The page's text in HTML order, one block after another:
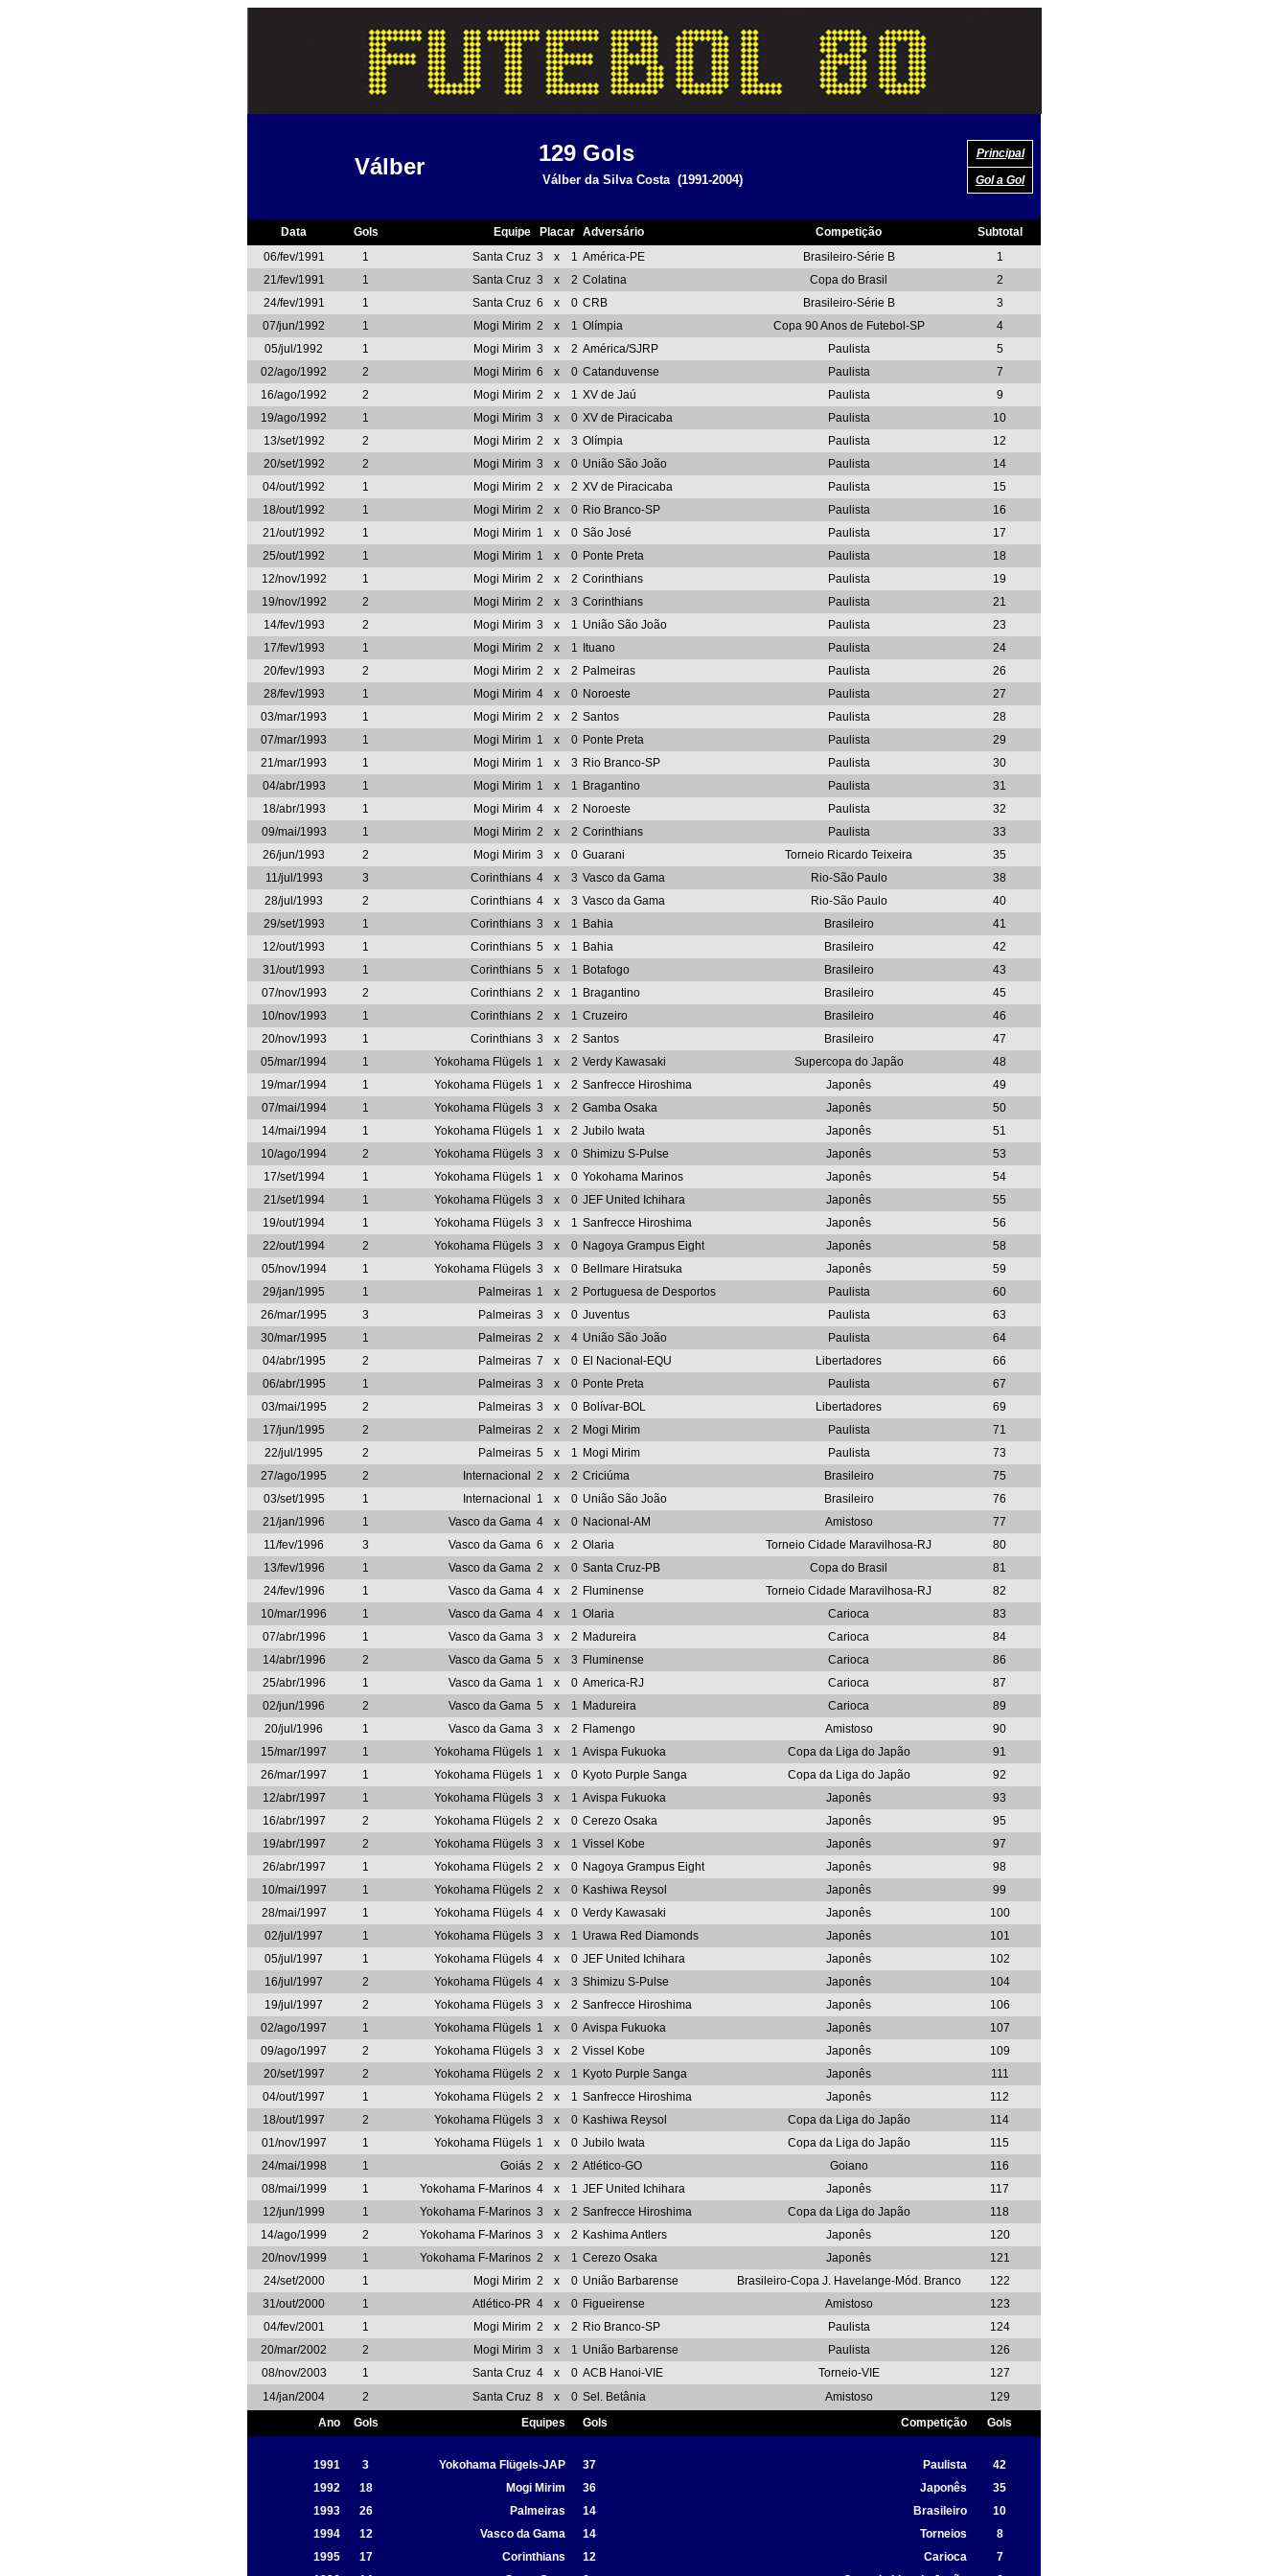
Válber
129 Gols Principal
Válber da Silva Costa (1991-2004) Gol a Gol
Data Gols Equipe Placar Adversário Competição
Subtotal
06/fev/1991
1 Santa Cruz 3 x 1 América-PE Brasileiro-Série B
1
21/fev/1991
1 Santa Cruz 3 x 2 Colatina Copa do Brasil
2
24/fev/1991
1 Santa Cruz 6 x 0 CRB Brasileiro-Série B
3
07/jun/1992
1 Mogi Mirim 2 x 1 Olímpia Copa 90 Anos de Futebol-SP
4
05/jul/1992
1 Mogi Mirim 3 x 2 América/SJRP Paulista
5
02/ago/1992
2 Mogi Mirim 6 x 0 Catanduvense Paulista
7
16/ago/1992
2 Mogi Mirim 2 x 1 XV de Jaú Paulista
9
19/ago/1992
1 Mogi Mirim 3 x 0 XV de Piracicaba Paulista
10
13/set/1992
2 Mogi Mirim 2 x 3 Olímpia Paulista
12
20/set/1992
2 Mogi Mirim 3 x 0 União São João Paulista
14
04/out/1992
1 Mogi Mirim 2 x 2 XV de Piracicaba Paulista
15
18/out/1992
1 Mogi Mirim 2 x 0 Rio Branco-SP Paulista
16
21/out/1992
1 Mogi Mirim 1 x 0 São José Paulista
17
25/out/1992
1 Mogi Mirim 1 x 0 Ponte Preta Paulista
18
12/nov/1992
1 Mogi Mirim 2 x 2 Corinthians Paulista
19
19/nov/1992
2 Mogi Mirim 2 x 3 Corinthians Paulista
21
14/fev/1993
2 Mogi Mirim 3 x 1 União São João Paulista
23
17/fev/1993
1 Mogi Mirim 2 x 1 Ituano Paulista
24
20/fev/1993
2 Mogi Mirim 2 x 2 Palmeiras Paulista
26
28/fev/1993
1 Mogi Mirim 4 x 0 Noroeste Paulista
27
03/mar/1993
1 Mogi Mirim 2 x 2 Santos Paulista
28
07/mar/1993
1 Mogi Mirim 1 x 0 Ponte Preta Paulista
29
21/mar/1993
1 Mogi Mirim 1 x 3 Rio Branco-SP Paulista
30
04/abr/1993
1 Mogi Mirim 1 x 1 Bragantino Paulista
31
18/abr/1993
1 Mogi Mirim 4 x 2 Noroeste Paulista
32
09/mai/1993
1 Mogi Mirim 2 x 2 Corinthians Paulista
33
26/jun/1993
2 Mogi Mirim 3 x 0 Guarani Torneio Ricardo Teixeira
35
11/jul/1993
3 Corinthians 4 x 3 Vasco da Gama Rio-São Paulo
38
28/jul/1993
2 Corinthians 4 x 3 Vasco da Gama Rio-São Paulo
40
29/set/1993
1 Corinthians 3 x 1 Bahia Brasileiro
41
12/out/1993
1 Corinthians 5 x 1 Bahia Brasileiro
42
31/out/1993
1 Corinthians 5 x 1 Botafogo Brasileiro
43
07/nov/1993
2 Corinthians 2 x 1 Bragantino Brasileiro
45
10/nov/1993
1 Corinthians 2 x 1 Cruzeiro Brasileiro
46
20/nov/1993
1 Corinthians 3 x 2 Santos Brasileiro
47
05/mar/1994
1 Yokohama Flügels 1 x 2 Verdy Kawasaki Supercopa do Japão
48
19/mar/1994
1 Yokohama Flügels 1 x 2 Sanfrecce Hiroshima Japonês
49
07/mai/1994
1 Yokohama Flügels 3 x 2 Gamba Osaka Japonês
50
14/mai/1994
1 Yokohama Flügels 1 x 2 Jubilo Iwata Japonês
51
10/ago/1994
2 Yokohama Flügels 3 x 0 Shimizu S-Pulse Japonês
53
17/set/1994
1 Yokohama Flügels 1 x 0 Yokohama Marinos Japonês
54
21/set/1994
1 Yokohama Flügels 3 x 0 JEF United Ichihara Japonês
55
19/out/1994
1 Yokohama Flügels 3 x 1 Sanfrecce Hiroshima Japonês
56
22/out/1994
2 Yokohama Flügels 3 x 0 Nagoya Grampus Eight Japonês
58
05/nov/1994
1 Yokohama Flügels 3 x 0 Bellmare Hiratsuka Japonês
59
29/jan/1995
1 Palmeiras 1 x 2 Portuguesa de Desportos Paulista
60
26/mar/1995
3 Palmeiras 3 x 0 Juventus Paulista
63
30/mar/1995
1 Palmeiras 2 x 4 União São João Paulista
64
04/abr/1995
2 Palmeiras 7 x 0 El Nacional-EQU Libertadores
66
06/abr/1995
1 Palmeiras 3 x 0 Ponte Preta Paulista
67
03/mai/1995
2 Palmeiras 3 x 0 Bolívar-BOL Libertadores
69
17/jun/1995
2 Palmeiras 2 x 2 Mogi Mirim Paulista
71
22/jul/1995
2 Palmeiras 5 x 1 Mogi Mirim Paulista
73
27/ago/1995
2 Internacional 2 x 2 Criciúma Brasileiro
75
03/set/1995
1 Internacional 1 x 0 União São João Brasileiro
76
21/jan/1996
1 Vasco da Gama 4 x 0 Nacional-AM Amistoso
77
11/fev/1996
3 Vasco da Gama 6 x 2 Olaria Torneio Cidade Maravilhosa-RJ
80
13/fev/1996
1 Vasco da Gama 2 x 0 Santa Cruz-PB Copa do Brasil
81
24/fev/1996
1 Vasco da Gama 4 x 2 Fluminense Torneio Cidade Maravilhosa-RJ
82
10/mar/1996
1 Vasco da Gama 4 x 1 Olaria Carioca
83
07/abr/1996
1 Vasco da Gama 3 x 2 Madureira Carioca
84
14/abr/1996
2 Vasco da Gama 5 x 3 Fluminense Carioca
86
25/abr/1996
1 Vasco da Gama 1 x 0 America-RJ Carioca
87
02/jun/1996
2 Vasco da Gama 5 x 1 Madureira Carioca
89
20/jul/1996
1 Vasco da Gama 3 x 2 Flamengo Amistoso
90
15/mar/1997
1 Yokohama Flügels 1 x 1 Avispa Fukuoka Copa da Liga do Japão
91
26/mar/1997
1 Yokohama Flügels 1 x 0 Kyoto Purple Sanga Copa da Liga do Japão
92
12/abr/1997
1 Yokohama Flügels 3 x 1 Avispa Fukuoka Japonês
93
16/abr/1997
2 Yokohama Flügels 2 x 0 Cerezo Osaka Japonês
95
19/abr/1997
2 Yokohama Flügels 3 x 1 Vissel Kobe Japonês
97
26/abr/1997
1 Yokohama Flügels 2 x 0 Nagoya Grampus Eight Japonês
98
10/mai/1997
1 Yokohama Flügels 2 x 0 Kashiwa Reysol Japonês
99
28/mai/1997
1 Yokohama Flügels 4 x 0 Verdy Kawasaki Japonês
100
02/jul/1997
1 Yokohama Flügels 3 x 1 Urawa Red Diamonds Japonês
101
05/jul/1997
1 Yokohama Flügels 4 x 0 JEF United Ichihara Japonês
102
16/jul/1997
2 Yokohama Flügels 4 x 3 Shimizu S-Pulse Japonês
104
19/jul/1997
2 Yokohama Flügels 3 x 2 Sanfrecce Hiroshima Japonês
106
02/ago/1997
1 Yokohama Flügels 1 x 0 Avispa Fukuoka Japonês
107
09/ago/1997
2 Yokohama Flügels 3 x 2 Vissel Kobe Japonês
109
20/set/1997
2 Yokohama Flügels 2 x 1 Kyoto Purple Sanga Japonês
111
04/out/1997
1 Yokohama Flügels 2 x 1 Sanfrecce Hiroshima Japonês
112
18/out/1997
2 Yokohama Flügels 3 x 0 Kashiwa Reysol Copa da Liga do Japão
114
01/nov/1997
1 Yokohama Flügels 1 x 0 Jubilo Iwata Copa da Liga do Japão
115
24/mai/1998
1 Goiás 2 x 2 Atlético-GO Goiano
116
08/mai/1999
1 Yokohama F-Marinos 4 x 1 JEF United Ichihara Japonês
117
12/jun/1999
1 Yokohama F-Marinos 3 x 2 Sanfrecce Hiroshima Copa da Liga do Japão
118
14/ago/1999
2 Yokohama F-Marinos 3 x 2 Kashima Antlers Japonês
120
20/nov/1999
1 Yokohama F-Marinos 2 x 1 Cerezo Osaka Japonês
121
24/set/2000
1 Mogi Mirim 2 x 0 União Barbarense Brasileiro-Copa J. Havelange-Mód. Branco
122
31/out/2000
1 Atlético-PR 4 x 0 Figueirense Amistoso
123
04/fev/2001
1 Mogi Mirim 2 x 2 Rio Branco-SP Paulista
124
20/mar/2002
2 Mogi Mirim 3 x 1 União Barbarense Paulista
126
08/nov/2003
1 Santa Cruz 4 x 0 ACB Hanoi-VIE Torneio-VIE
127
14/jan/2004
2 Santa Cruz 8 x 0 Sel. Betânia Amistoso
129
Ano
Gols Equipes Gols Competição Gols
1991 3 Yokohama Flügels-JAP 37 Paulista
42
1992
18 Mogi Mirim 36 Japonês
35
1993
26 Palmeiras 14 Brasileiro
10
1994
12 Vasco da Gama 14 Torneios
8
1995
17 Corinthians 12 Carioca
7